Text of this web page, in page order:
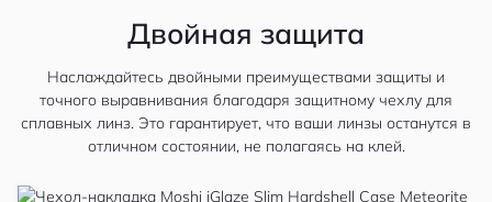
Двойная защита
Наслаждайтесь двойными преимуществами защиты и
точного выравнивания благодаря защитному чехлу для
сплавных линз. Это гарантирует, что ваши линзы останутся в
отличном состоянии, не полагаясь на клей.